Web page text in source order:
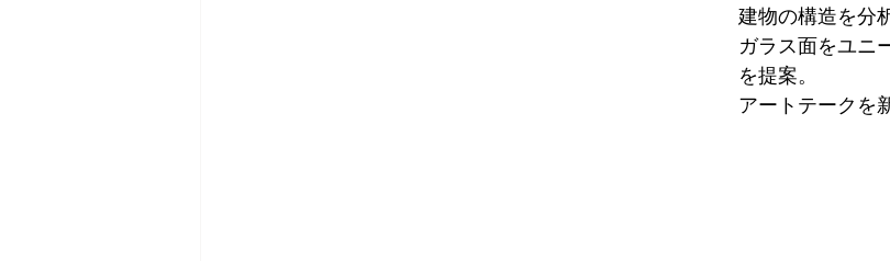
建物の構造を分
ガラス面をユニ
を提案。
アートテークを